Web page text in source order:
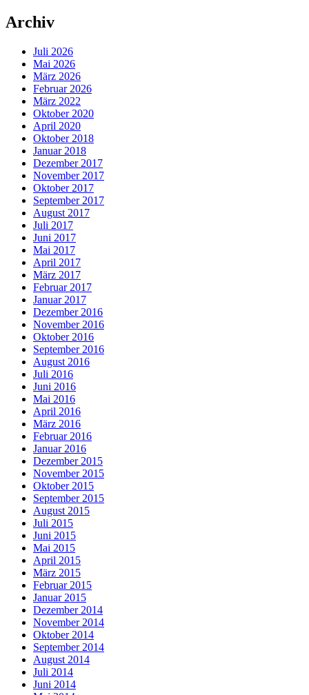
Archiv
Juli 2026
Mai 2026
März 2026
Februar 2026
März 2022
Oktober 2020
April 2020
Oktober 2018
Januar 2018
Dezember 2017
November 2017
Oktober 2017
September 2017
August 2017
Juli 2017
Juni 2017
Mai 2017
April 2017
März 2017
Februar 2017
Januar 2017
Dezember 2016
November 2016
Oktober 2016
September 2016
August 2016
Juli 2016
Juni 2016
Mai 2016
April 2016
März 2016
Februar 2016
Januar 2016
Dezember 2015
November 2015
Oktober 2015
September 2015
August 2015
Juli 2015
Juni 2015
Mai 2015
April 2015
März 2015
Februar 2015
Januar 2015
Dezember 2014
November 2014
Oktober 2014
September 2014
August 2014
Juli 2014
Juni 2014